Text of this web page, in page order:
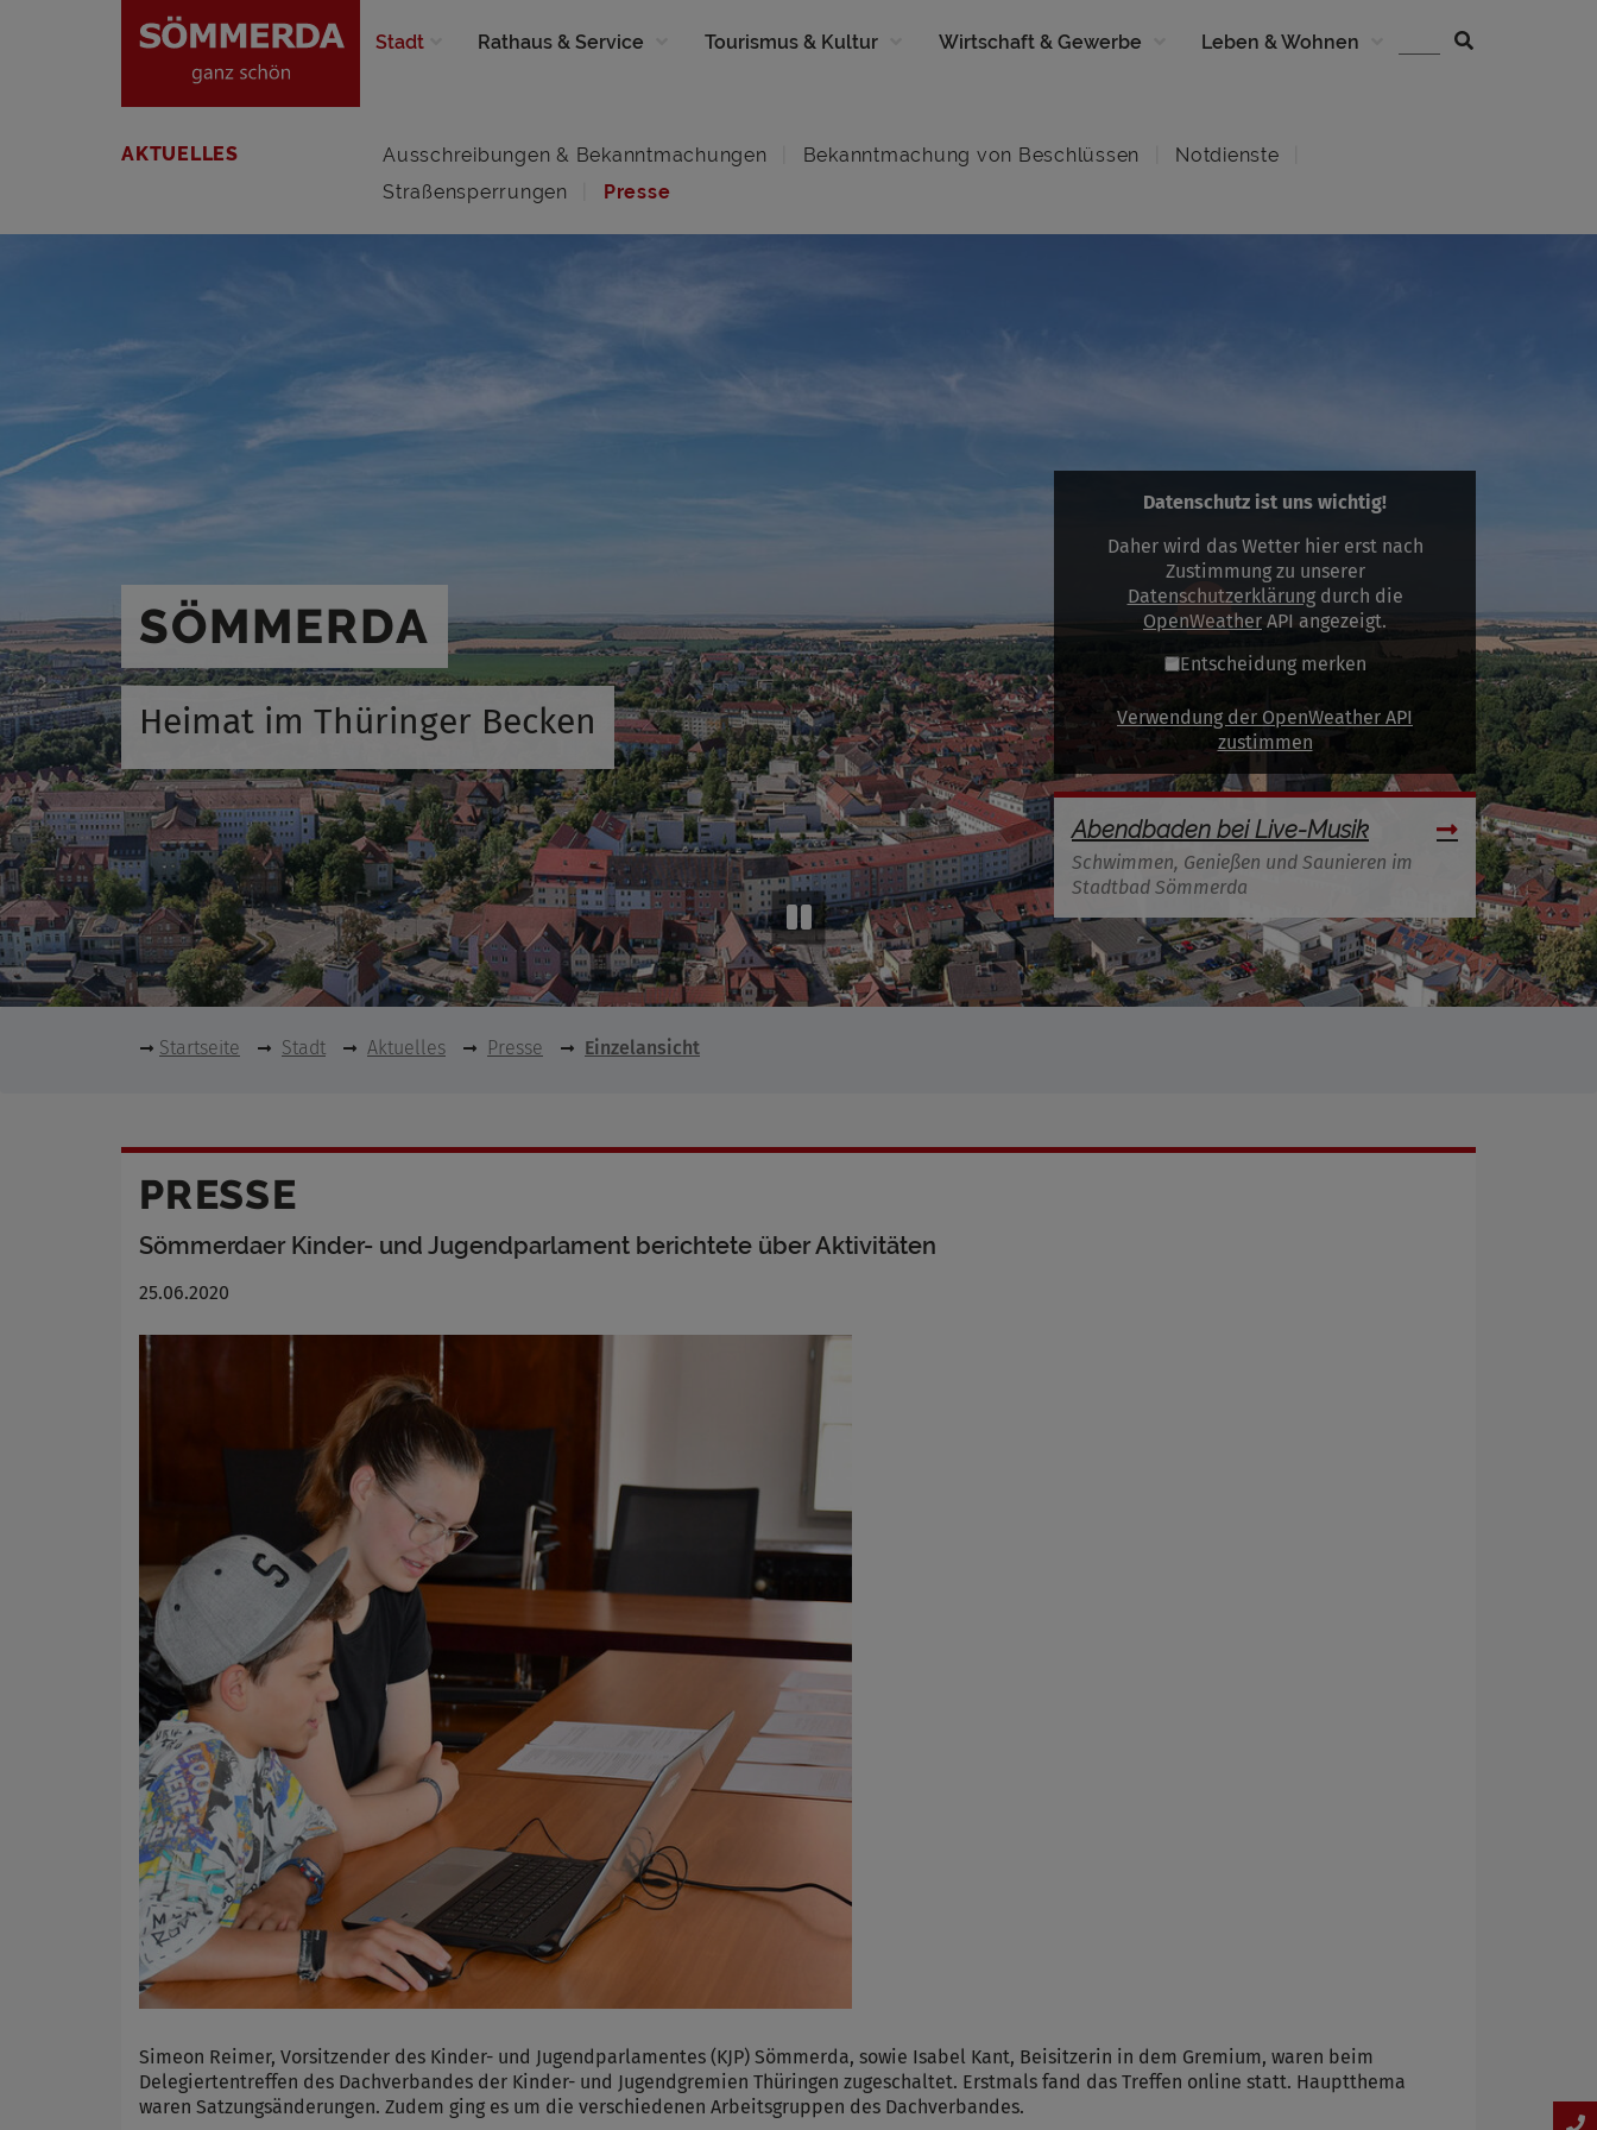
Stadt Rathaus & Service Tourismus & Kultur Wirtschaft & Gewerbe Leben & Wohnen
AKTUELLES Ausschreibungen & Bekanntmachungen Bekanntmachung von Beschlüssen
Notdienste
Straßensperrungen
Presse
SÖMMERDA
Heimat im Thüringer Becken
Datenschutz ist uns wichtig!
Daher wird das Wetter hier erst nach
Zustimmung zu unserer
Datenschutzerklärungdurch die
OpenWeather API angezeigt.
Entscheidung merken
Verwendung der OpenWeather API
zustimmen
Abendbaden bei Live-Musik
Schwimmen, Genießen und Saunieren im
Stadtbad Sömmerda
Startseite Stadt Aktuelles Presse Einzelansicht
PRESSE
Sömmerdaer Kinder- und Jugendparlament berichtete über Aktivitäten
25.06.2020
Simeon Reimer, Vorsitzender des Kinder- und Jugendparlamentes (KJP) Sömmerda, sowie Isabel Kant, Beisitzerin in dem Gremium, waren beim
Delegiertentreffen des Dachverbandes der Kinder- und Jugendgremien Thüringen zugeschaltet. Erstmals fand das Treffen online statt. Hauptthema
waren Satzungsänderungen. Zudem ging es um die verschiedenen Arbeitsgruppen des Dachverbandes.